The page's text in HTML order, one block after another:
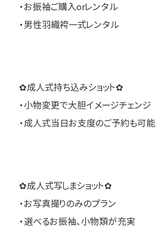
・お振袖ご購入orレンタル
・男性羽織袴一式レンタル
✿成人式持ち込みショット✿
・小物変更で大胆イメージチェンジ
・成人式当日お支度のご予約も可能
✿成人式写しまショット✿
・お写真撮りのみのプラン
・選べるお振袖、小物類が充実